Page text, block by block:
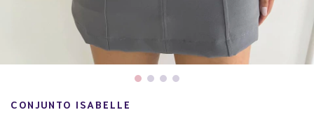
CONJUNTO ISABELLE